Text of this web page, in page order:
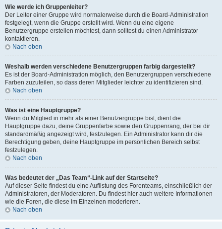
Wie werde ich Gruppenleiter?
Der Leiter einer Gruppe wird normalerweise durch die Board-Administration
festgelegt, wenn die Gruppe erstellt wird. Wenn du eine eigene
Benutzergruppe erstellen möchtest, dann solltest du einen Administrator
kontaktieren.
Nach oben
Weshalb werden verschiedene Benutzergruppen farbig dargestellt?
Es ist der Board-Administration möglich, den Benutzergruppen verschiedene
Farben zuzuteilen, so dass deren Mitglieder leichter zu identifizieren sind.
Nach oben
Was ist eine Hauptgruppe?
Wenn du Mitglied in mehr als einer Benutzergruppe bist, dient die
Hauptgruppe dazu, deine Gruppenfarbe sowie den Gruppenrang, der bei dir
standardmäßig angezeigt wird, festzulegen. Ein Administrator kann dir die
Berechtigung geben, deine Hauptgruppe im persönlichen Bereich selbst
festzulegen.
Nach oben
Was bedeutet der „Das Team“-Link auf der Startseite?
Auf dieser Seite findest du eine Auflistung des Forenteams, einschließlich der
Administratoren, der Moderatoren. Du findest hier auch weitere Informationen
wie die Foren, die diese im Einzelnen moderieren.
Nach oben